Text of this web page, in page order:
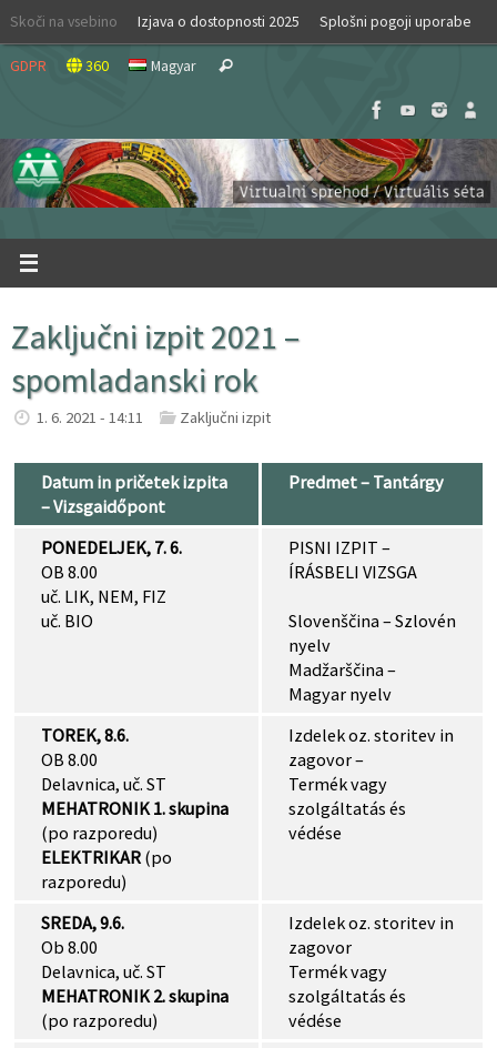
Skip
content
Skoči na vsebino Izjava o dostopnosti 2025 Splošni pogoji uporabe
GDPR 360 Magyar Search
Zaključni izpit 2021 –
spomladanski rok
1. 6. 2021 - 14:11 Zaključni izpit
Datum in pričetek izpita
– Vizsgaidőpont
Predmet – Tantárgy
PONEDELJEK, 7. 6.
OB 8.00
uč. LIK, NEM, FIZ
uč. BIO
PISNI IZPIT –
ÍRÁSBELI VIZSGA
Slovenščina – Szlovén
nyelv
Madžarščina –
Magyar nyelv
TOREK, 8.6.
OB 8.00
Delavnica, uč. ST
MEHATRONIK 1. skupina
(po razporedu)
ELEKTRIKAR (po
razporedu)
Izdelek oz. storitev in
zagovor –
Termék vagy
szolgáltatás és
védése
SREDA, 9.6.
Ob 8.00
Delavnica, uč. ST
MEHATRONIK 2. skupina
(po razporedu)
Izdelek oz. storitev in
zagovor
Termék vagy
szolgáltatás és
védése